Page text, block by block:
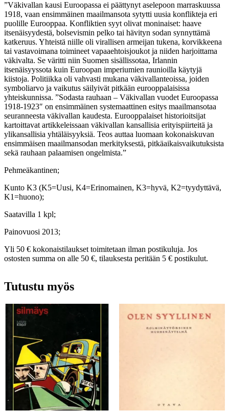
1918-
1923
määrä
”Väkivallan kausi Euroopassa ei päättynyt aselepoon marraskuussa
1918, vaan ensimmäinen maailmansota sytytti uusia konflikteja eri
puolille Eurooppaa. Konfliktien syyt olivat moninaiset: haave
itsenäisyydestä, bolsevismin pelko tai hävityn sodan synnyttämä
katkeruus. Yhteistä niille oli virallisen armeijan tukena, korvikkeena
tai vastavoimana toimineet vapaaehtoisjoukot ja niiden harjoittama
väkivalta. Se väritti niin Suomen sisällissotaa, Irlannin
itsenäisyyssota kuin Euroopan imperiumien raunioilla käytyjä
kiistoja. Politiikka oli vahvasti mukana väkivallanteoissa, joiden
symboliarvo ja vaikutus säilyivät pitkään eurooppalaisissa
yhteiskunnissa. ”Sodasta rauhaan – Väkivallan vuodet Euroopassa
1918-1923″ on ensimmäinen systemaattinen esitys maailmansotaa
seuranneesta väkivallan kaudesta. Eurooppalaiset historioitsijat
kartoittavat artikkeleissaan väkivallan kansallisia erityispiirteitä ja
ylikansallisia yhtäläisyyksiä. Teos auttaa luomaan kokonaiskuvan
ensimmäisen maailmansodan merkityksestä, pitkäaikaisvaikutuksista
sekä rauhaan palaamisen ongelmista.”
Pehmeäkantinen;
Kunto K3 (K5=Uusi, K4=Erinomainen, K3=hyvä, K2=tyydyttävä,
K1=huono);
Saatavilla 1 kpl;
Painovuosi 2013;
Yli 50 € kokonaistilaukset toimitetaan ilman postikuluja. Jos
ostosten summa on alle 50 €, tilauksesta peritään 5 € postikulut.
Tutustu myös